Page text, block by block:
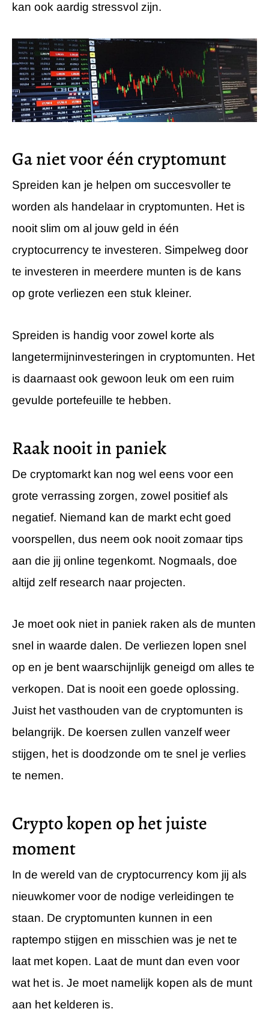
kan ook aardig stressvol zijn.
Ga niet voor één cryptomunt
Spreiden kan je helpen om succesvoller te
worden als handelaar in cryptomunten. Het is
nooit slim om al jouw geld in één
cryptocurrency te investeren. Simpelweg door
te investeren in meerdere munten is de kans
op grote verliezen een stuk kleiner.
Spreiden is handig voor zowel korte als
langetermijninvesteringen in cryptomunten. Het
is daarnaast ook gewoon leuk om een ruim
gevulde portefeuille te hebben.
Raak nooit in paniek
De cryptomarkt kan nog wel eens voor een
grote verrassing zorgen, zowel positief als
negatief. Niemand kan de markt echt goed
voorspellen, dus neem ook nooit zomaar tips
aan die jij online tegenkomt. Nogmaals, doe
altijd zelf research naar projecten.
Je moet ook niet in paniek raken als de munten
snel in waarde dalen. De verliezen lopen snel
op en je bent waarschijnlijk geneigd om alles te
verkopen. Dat is nooit een goede oplossing.
Juist het vasthouden van de cryptomunten is
belangrijk. De koersen zullen vanzelf weer
stijgen, het is doodzonde om te snel je verlies
te nemen.
Crypto kopen op het juiste
moment
In de wereld van de cryptocurrency kom jij als
nieuwkomer voor de nodige verleidingen te
staan. De cryptomunten kunnen in een
raptempo stijgen en misschien was je net te
laat met kopen. Laat de munt dan even voor
wat het is. Je moet namelijk kopen als de munt
aan het kelderen is.